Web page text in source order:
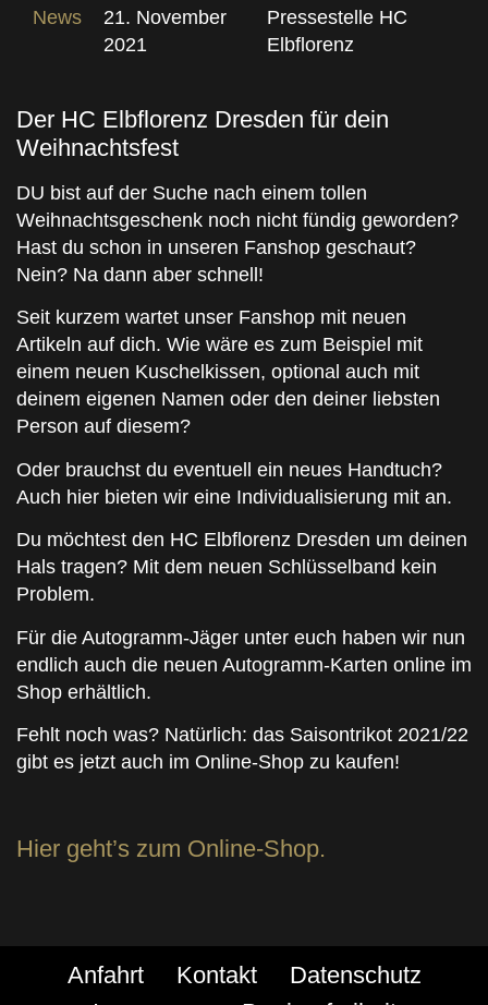
News
21. November
2021
Pressestelle HC
Elbflorenz
Der HC Elbflorenz Dresden für dein
Weihnachtsfest
DU bist auf der Suche nach einem tollen
Weihnachtsgeschenk noch nicht fündig geworden?
Hast du schon in unseren Fanshop geschaut?
Nein? Na dann aber schnell!
Seit kurzem wartet unser Fanshop mit neuen
Artikeln auf dich. Wie wäre es zum Beispiel mit
einem neuen Kuschelkissen, optional auch mit
deinem eigenen Namen oder den deiner liebsten
Person auf diesem?
Oder brauchst du eventuell ein neues Handtuch?
Auch hier bieten wir eine Individualisierung mit an.
Du möchtest den HC Elbflorenz Dresden um deinen
Hals tragen? Mit dem neuen Schlüsselband kein
Problem.
Für die Autogramm-Jäger unter euch haben wir nun
endlich auch die neuen Autogramm-Karten online im
Shop erhältlich.
Fehlt noch was? Natürlich: das Saisontrikot 2021/22
gibt es jetzt auch im Online-Shop zu kaufen!
Hier geht’s zum Online-Shop.
Anfahrt Kontakt
Datenschutz